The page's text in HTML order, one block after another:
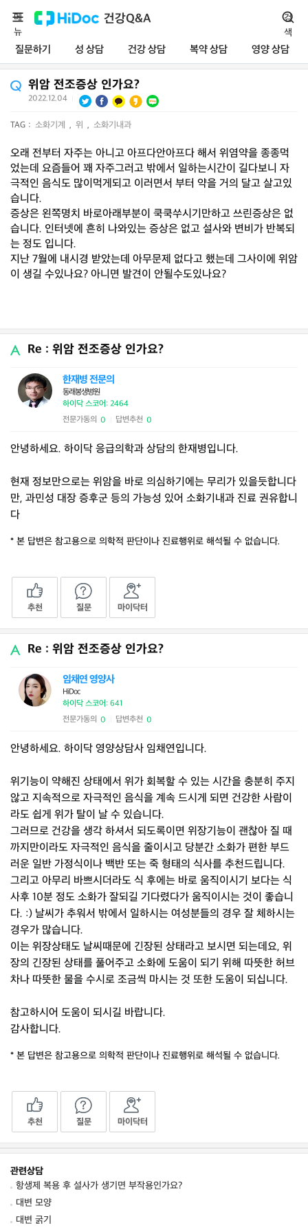
건강Q&A
질문하기 성 상담 건강 상담 복약 상담 영양 상담
메
뉴
검
색
위암 전조증상 인가요?
2022.12.04
TAG : 소화기계 , 위 , 소화기내과
오래 전부터 자주는 아니고 아프다안아프다 해서 위염약을 종종먹
었는데 요즘들어 꽤 자주그러고 밖에서 일하는시간이 길다보니 자
극적인 음식도 많이먹게되고 이러면서 부터 약을 거의 달고 살고있
습니다.
증상은 왼쪽명치 바로아래부분이 쿡쿡쑤시기만하고 쓰린증상은 없
습니다. 인터넷에 흔히 나와있는 증상은 없고 설사와 변비가 반복되
는 정도 입니다.
지난 7월에 내시경 받았는데 아무문제 없다고 했는데 그사이에 위암
이 생길 수있나요? 아니면 발견이 안될수도있나요?
Re : 위암 전조증상 인가요?
한재병 전문의
동래봉생병원
하이닥 스코어: 2464
전문가동의 0 답변추천 0
안녕하세요. 하이닥 응급의학과 상담의 한재병입니다.
현재 정보만으로는 위암을 바로 의심하기에는 무리가 있을듯합니다
만, 과민성 대장 증후군 등의 가능성 있어 소화기내과 진료 권유합니
다
* 본 답변은 참고용으로 의학적 판단이나 진료행위로 해석될 수 없습니다.
추천 질문 마이닥터
Re : 위암 전조증상 인가요?
임채연 영양사
HiDoc
하이닥 스코어: 641
전문가동의 0 답변추천 0
안녕하세요. 하이닥 영양상담사 임채연입니다.
위기능이 약해진 상태에서 위가 회복할 수 있는 시간을 충분히 주지
않고 지속적으로 자극적인 음식을 계속 드시게 되면 건강한 사람이
라도 쉽게 위가 탈이 날 수 있습니다.
그러므로 건강을 생각 하셔서 되도록이면 위장기능이 괜찮아 질 때
까지만이라도 자극적인 음식을 줄이시고 당분간 소화가 편한 부드
러운 일반 가정식이나 백반 또는 죽 형태의 식사를 추천드립니다.
그리고 아무리 바쁘시더라도 식 후에는 바로 움직이시기 보다는 식
사후 10분 정도 소화가 잘되길 기다렸다가 움직이시는 것이 좋습니
다. :) 날씨가 추워서 밖에서 일하시는 여성분들의 경우 잘 체하시는
경우가 많습니다.
이는 위장상태도 날씨때문에 긴장된 상태라고 보시면 되는데요, 위
장의 긴장된 상태를 풀어주고 소화에 도움이 되기 위해 따뜻한 허브
차나 따뜻한 물을 수시로 조금씩 마시는 것 또한 도움이 되십니다.
참고하시어 도움이 되시길 바랍니다.
감사합니다.
* 본 답변은 참고용으로 의학적 판단이나 진료행위로 해석될 수 없습니다.
추천 질문 마이닥터
관련상담
항생제 복용 후 설사가 생기면 부작용인가요?
대변 모양
대변 굵기